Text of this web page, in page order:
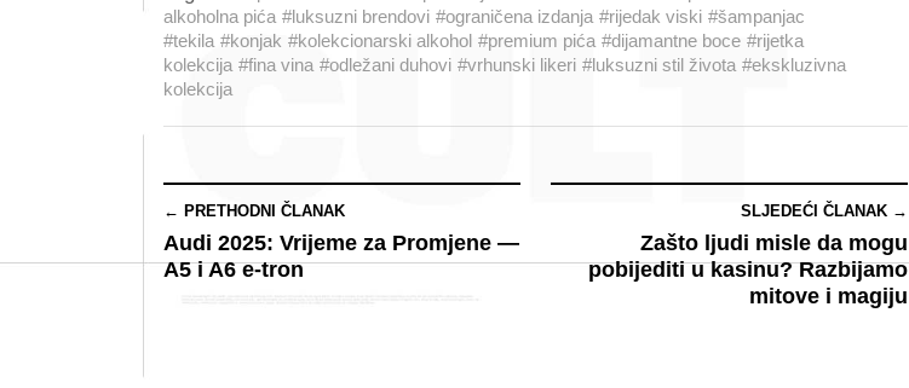
alkoholna pića #luksuzni brendovi #ograničena izdanja #rijedak viski #šampanjac
#tekila #konjak #kolekcionarski alkohol #premium pića #dijamantne boce #rijetka
kolekcija #fina vina #odležani duhovi #vrhunski likeri #luksuzni stil života #ekskluzivna
kolekcija
← PRETHODNI ČLANAK
Audi 2025: Vrijeme za Promjene —
A5 i A6 e-tron
SLJEDEĆI ČLANAK →
Zašto ljudi misle da mogu
pobijediti u kasinu? Razbijamo
mitove i magiju